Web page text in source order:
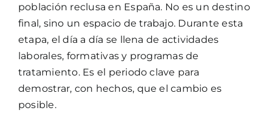
población reclusa en España. No es un destino
final, sino un espacio de trabajo. Durante esta
etapa, el día a día se llena de actividades
laborales, formativas y programas de
tratamiento. Es el periodo clave para
demostrar, con hechos, que el cambio es
posible.